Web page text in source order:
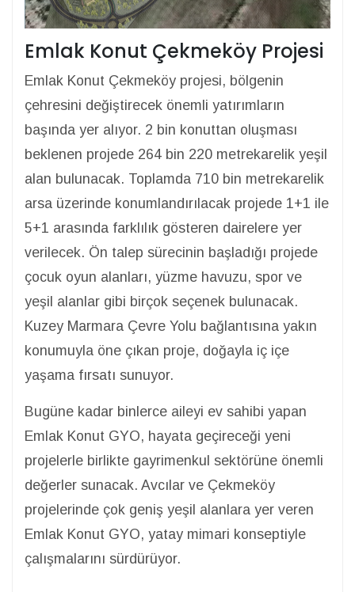
Emlak Konut Çekmeköy Projesi
Emlak Konut Çekmeköy projesi, bölgenin
çehresini değiştirecek önemli yatırımların
başında yer alıyor. 2 bin konuttan oluşması
beklenen projede 264 bin 220 metrekarelik yeşil
alan bulunacak. Toplamda 710 bin metrekarelik
arsa üzerinde konumlandırılacak projede 1+1 ile
5+1 arasında farklılık gösteren dairelere yer
verilecek. Ön talep sürecinin başladığı projede
çocuk oyun alanları, yüzme havuzu, spor ve
yeşil alanlar gibi birçok seçenek bulunacak.
Kuzey Marmara Çevre Yolu bağlantısına yakın
konumuyla öne çıkan proje, doğayla iç içe
yaşama fırsatı sunuyor.
Bugüne kadar binlerce aileyi ev sahibi yapan
Emlak Konut GYO, hayata geçireceği yeni
projelerle birlikte gayrimenkul sektörüne önemli
değerler sunacak. Avcılar ve Çekmeköy
projelerinde çok geniş yeşil alanlara yer veren
Emlak Konut GYO, yatay mimari konseptiyle
çalışmalarını sürdürüyor.